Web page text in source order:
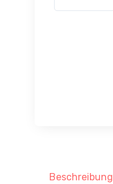
Beschreibung